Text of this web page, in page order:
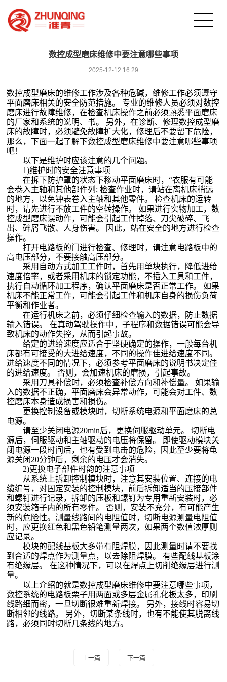
数控成型磨床维修中要注意哪些事项
2025-12-12 16:29
数控成型磨床的维修工作涉及各种危碱，维修工作必须遵守
平面磨床相关的安全防范措施。 专业的维修人员必须对数控
磨床进行故障维修，在检查机床操作之前必须熟悉平面磨床
的厂家和系统的说明、书。 另外，在诊断、修理数控成型磨
床的故障时，必须避免故障扩大化，修理后不要留下危险，
那么，下面一起了解下数控成型磨床维修中要注意哪些事项
吧！
以下是维护时应该注意的几个问题。
1)维护时的安全注意事项
在拆下防护罩的状态下移动平面磨床时，“衣服有可能
会卷入主轴和其他部件列; 检查作业时，请站在离机床稍远
的地方，以免钟表卷入主轴和其他零件。 检查机床的运转
时，请先进行不放工件的空转操作。 如果进行实物加工，数
控成型磨床误动作，可能会引起工件掉落、刀尖破碎、飞
出、碎屑飞散、人身伤害。 因此，站在安全的地方进行检查
操作。
打开电路板的门进行检查、修理时，请注意电路板中的
高电压部分，不要接触高压部分。
采用自动方式加工工件时，首先用单块执行，降低进给
速度倍率，或者采用机床的锁定功能，不插入工具和工件，
执行自动循环加工程序，确认平面磨床是否正常工作。 如果
机床不能正常工作，可能会引起工件和机床自身的损伤负荷
平衡和作业者。
在运行机床之前，必须仔细检查输入的数据，防止数据
输入错误。 在真动驾驶操作中，子程序和数据错误可能会导
致机床的动作失控，从而引起事故。
给定的进给速度应适合于坚硬确定的操作，一般每台机
床都有可接受的大进给速度，不同的操作佳进给速度不同。
进给速度不同的情况下，必须参考平面磨床的说明书决定佳
的进给速度。 否则，会加速机床的磨损，引起事故。
采用刀具补偿时，必须检查补偿方向和补偿量。 如果输
入的数据不正确，平面磨床会异常动作，可能会对工件、数
控磨床本身造成损害和损伤。
更换控制设备或模块时，切断系统电源和平面磨床的总
电源。
请至少关闭电源20min后，更换伺服驱动单元。 切断电
源后，伺服驱动和主轴驱动的电压将保留。 即使驱动模块关
闭电源一段时间后，也有受到电击的危险，因此至少要将龟
源关闭20分钟后，剩余的电压才会消失。
2)更换电子部件时韵的注意事项
从系统上拆卸控制模块时，注意其安装位置、连接的电
缆编号，对固定安装的控制模块，前后拆卸适当的压接部件
和螺钉进行记录，拆卸的压板和螺钉为专用重新安装时，必
须安装箱子内的所有零件。 否则，安装不充分，有可能产生
新的危险性。测量线路间的电阻值时，切断电源测量电阻值
时，应更换红色和黑色铅笔测量两次，如果两个数值浓厚则
应记录。
模块的配线基板大多带有阻焊膜，因此测量时请不要找
到合适的焊点作为测量点，以去除阻焊膜。 有些配线基板涂
有绝缘层。 在这种情况下，可以在焊点上切削绝缘层进行测
量。
以上介绍的就是数控成型磨床维修中要注意哪些事项，
数控系统的电路板栗子用两面或多层金属孔化板太多，印刷
线路细而密，一旦切断很难重新焊接。 另外，接线时容易切
断相邻的线路。 另外，切断某条线时，也有不能使其脱离线
路，必须同时切断几条线的地方。
上一篇 下一篇